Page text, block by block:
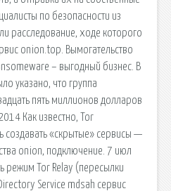
по безопасности из
расследование, ходе которого
onion.top. Вымогательство
– выгодный бизнес. В
указано, что группа
пять миллионов долларов
Как известно, Tor
создавать «скрытые» сервисы —
onion, подключение. 7 июл
Tor Relay (пересылки
Service mdsah сервис